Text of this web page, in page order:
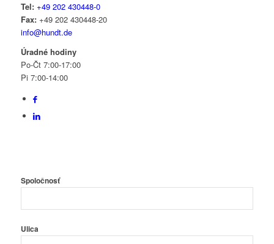
Tel: +49 202 430448-0
Fax:+49 202 430448-20
info@hundt.de
Úradné hodiny
Po-Čt 7:00-17:00
Pi 7:00-14:00
Spoločnosť
Ulica